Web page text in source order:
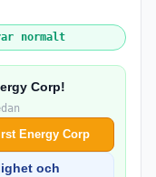
normalt
Corp!
Energy Corp
och